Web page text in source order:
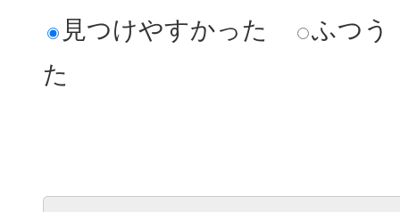
見つけやすかった
ふつう
た